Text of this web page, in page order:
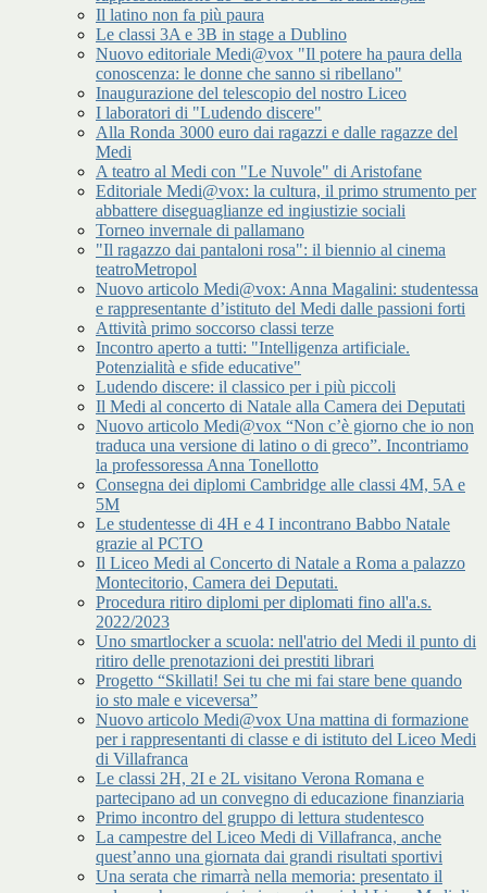
Il latino non fa più paura
Le classi 3A e 3B in stage a Dublino
Nuovo editoriale Medi@vox "Il potere ha paura della
conoscenza: le donne che sanno si ribellano"
Inaugurazione del telescopio del nostro Liceo
I laboratori di "Ludendo discere"
Alla Ronda 3000 euro dai ragazzi e dalle ragazze del
Medi
A teatro al Medi con "Le Nuvole" di Aristofane
Editoriale Medi@vox: la cultura, il primo strumento per
abbattere diseguaglianze ed ingiustizie sociali
Torneo invernale di pallamano
"Il ragazzo dai pantaloni rosa": il biennio al cinema
teatroMetropol
Nuovo articolo Medi@vox: Anna Magalini: studentessa
e rappresentante d’istituto del Medi dalle passioni forti
Attività primo soccorso classi terze
Incontro aperto a tutti: "Intelligenza artificiale.
Potenzialità e sfide educative"
Ludendo discere: il classico per i più piccoli
Il Medi al concerto di Natale alla Camera dei Deputati
Nuovo articolo Medi@vox “Non c’è giorno che io non
traduca una versione di latino o di greco”. Incontriamo
la professoressa Anna Tonellotto
Consegna dei diplomi Cambridge alle classi 4M, 5A e
5M
Le studentesse di 4H e 4 I incontrano Babbo Natale
grazie al PCTO
Il Liceo Medi al Concerto di Natale a Roma a palazzo
Montecitorio, Camera dei Deputati.
Procedura ritiro diplomi per diplomati fino all'a.s.
2022/2023
Uno smartlocker a scuola: nell'atrio del Medi il punto di
ritiro delle prenotazioni dei prestiti librari
Progetto “Skillati! Sei tu che mi fai stare bene quando
io sto male e viceversa”
Nuovo articolo Medi@vox Una mattina di formazione
per i rappresentanti di classe e di istituto del Liceo Medi
di Villafranca
Le classi 2H, 2I e 2L visitano Verona Romana e
partecipano ad un convegno di educazione finanziaria
Primo incontro del gruppo di lettura studentesco
La campestre del Liceo Medi di Villafranca, anche
quest’anno una giornata dai grandi risultati sportivi
Una serata che rimarrà nella memoria: presentato il